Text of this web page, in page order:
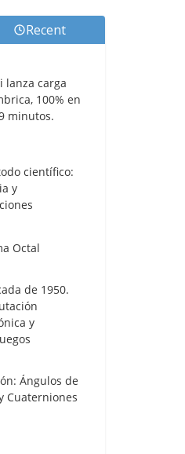
Recent
lanza carga
100% en
minutos.
científico:
y
Octal
de 1950.
y
Ángulos de
Cuaterniones